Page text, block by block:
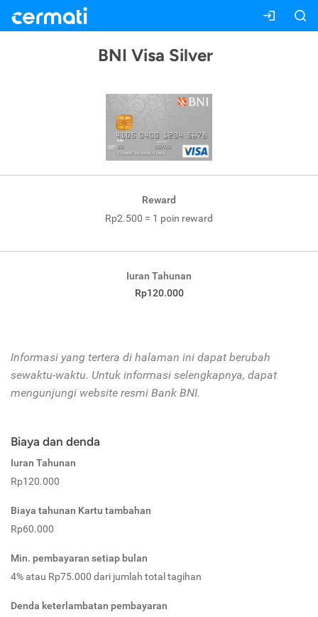
BNI Visa Silver
Reward
Rp2.500 = 1 poin reward
Iuran Tahunan
Rp120.000
Informasi yang tertera di halaman ini dapat berubah
sewaktu-waktu. Untuk informasi selengkapnya, dapat
mengunjungi website resmi Bank BNI.
Biaya dan denda
Iuran Tahunan
Rp120.000
Biaya tahunan Kartu tambahan
Rp60.000
Min. pembayaran setiap bulan
4% atau Rp75.000 dari jumlah total tagihan
Denda keterlambatan pembayaran